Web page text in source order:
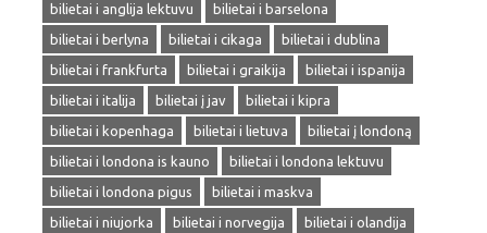
bilietai i anglija lektuvu
bilietai i barselona
bilietai i berlyna
bilietai i cikaga
bilietai i dublina
bilietai i frankfurta
bilietai i graikija
bilietai i ispanija
bilietai i italija
bilietai į jav
bilietai i kipra
bilietai i kopenhaga
bilietai i lietuva
bilietai į londoną
bilietai i londona is kauno
bilietai i londona lektuvu
bilietai i londona pigus
bilietai i maskva
bilietai i niujorka
bilietai i norvegija
bilietai i olandija